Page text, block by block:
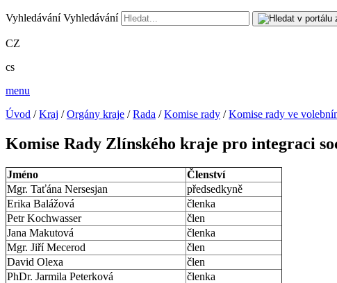
Vyhledávání Vyhledávání
CZ
cs
menu
Úvod /Kraj /Orgány kraje /Rada /Komise rady /Komise rady ve
Komise Rady Zlínského kraje pro integraci
Jméno
Členství
Mgr. Taťána Nersesjan
předsedkyně
Erika Balážová
členka
Petr Kochwasser
člen
Jana Makutová
členka
Mgr. Jiří Mecerod
člen
David Olexa
člen
PhDr. Jarmila Peterková
členka